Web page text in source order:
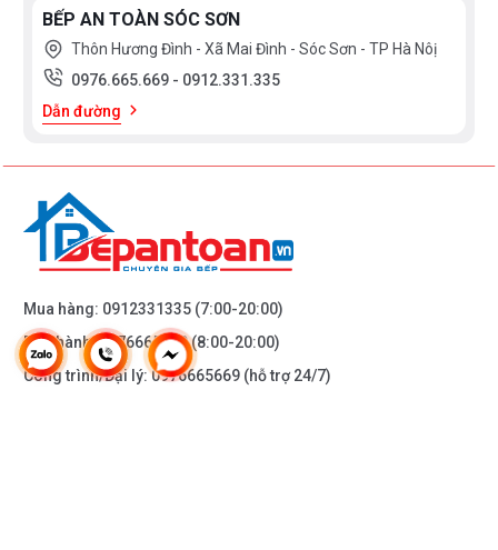
BẾP AN TOÀN SÓC SƠN
Thôn Hương Đình - Xã Mai Đình - Sóc Sơn - TP Hà Nôị
0976.665.669 - 0912.331.335
Dẫn đường
Mua hàng: 0912331335 (7:00-20:00)
Bảo hành:0976665669(8:00-20:00)
Công trình/Đại lý:0976665669 (hỗ trợ 24/7)